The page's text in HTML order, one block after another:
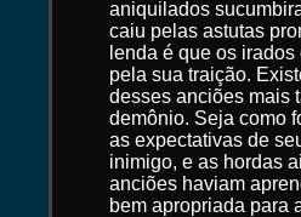
aniquilados
caiu pelas astutas
lenda é que os
pela sua traição.
desses anciões mais
demônio. Seja como
as expectativas de
inimigo, e as hordas
anciões haviam
bem apropriada para